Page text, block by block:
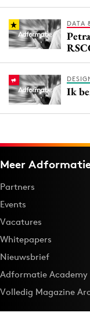
DATA
Ik
Meer
Partners
Events
Vacatures
Whitepapers
Nieuwsbrief
Adformatie Academy
Volledig Magazine